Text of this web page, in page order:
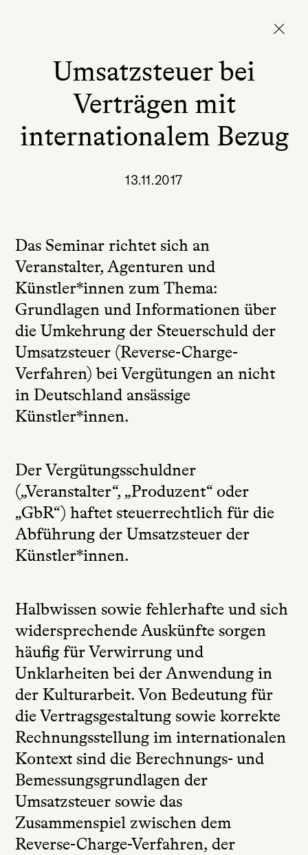
Umsatzsteuer bei
Verträgen mit
internationalem Bezug
13.11.2017
Das Seminar richtet sich an
Veranstalter, Agenturen und
Künstler*innen zum Thema:
Grundlagen und Informationen über
die Umkehrung der Steuerschuld der
Umsatzsteuer (Reverse-Charge-
Verfahren) bei Vergütungen an nicht
in Deutschland ansässige
Künstler*innen.
Der Vergütungsschuldner
(„Veranstalter“, „Produzent“ oder
„GbR“) haftet steuerrechtlich für die
Abführung der Umsatzsteuer der
Künstler*innen.
Halbwissen sowie fehlerhafte und sich
widersprechende Auskünfte sorgen
häufig für Verwirrung und
Unklarheiten bei der Anwendung in
der Kulturarbeit. Von Bedeutung für
die Vertragsgestaltung sowie korrekte
Rechnungsstellung im internationalen
Kontext sind die Berechnungs- und
Bemessungsgrundlagen der
Umsatzsteuer sowie das
Zusammenspiel zwischen dem
Reverse-Charge-Verfahren, der